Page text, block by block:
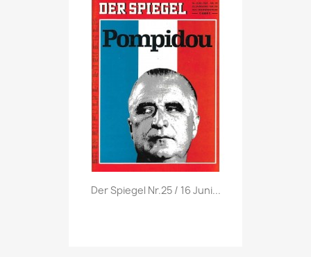
Vorschau
Der Spiegel Nr.25 / 16 Juni...